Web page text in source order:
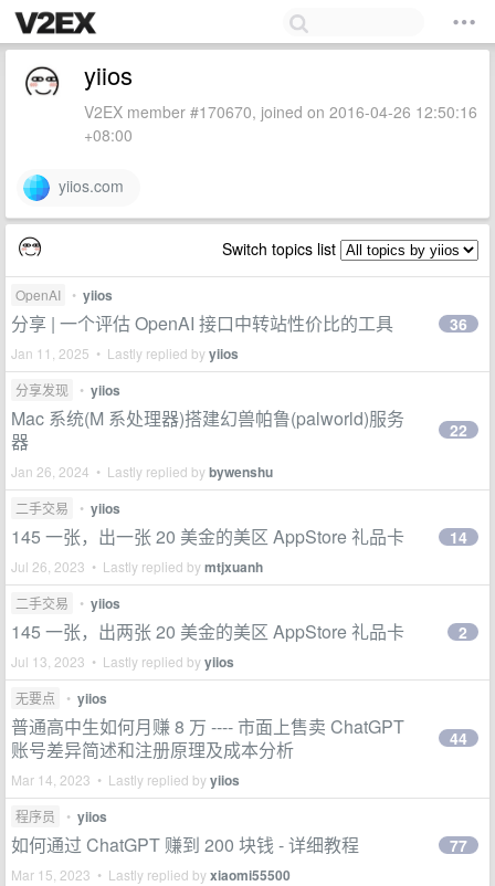
yiios
V2EX member #170670, joined on 2016-04-26 12:50:16
+08:00
yiios.com
Switch topics list
OpenAI • yiios
分享 | 一个评估 OpenAI 接口中转站性价比的工具
Jan 11, 2025 • Lastly replied byyiios
36
分享发现 • yiios
Mac 系统(M 系处理器)搭建幻兽帕鲁(palworld)服务
器
Jan 26, 2024 • Lastly replied bybywenshu
22
二手交易 • yiios
145 一张，出一张 20 美金的美区 AppStore 礼品卡
Jul 26, 2023 • Lastly replied bymtjxuanh
14
二手交易 • yiios
145 一张，出两张 20 美金的美区 AppStore 礼品卡
Jul 13, 2023 • Lastly replied byyiios
2
无要点 • yiios
普通高中生如何月赚 8 万 ---- 市面上售卖 ChatGPT
账号差异简述和注册原理及成本分析
Mar 14, 2023 • Lastly replied byyiios
44
程序员 • yiios
如何通过 ChatGPT 赚到 200 块钱 - 详细教程
Mar 15, 2023 • Lastly replied byxiaomi55500
77